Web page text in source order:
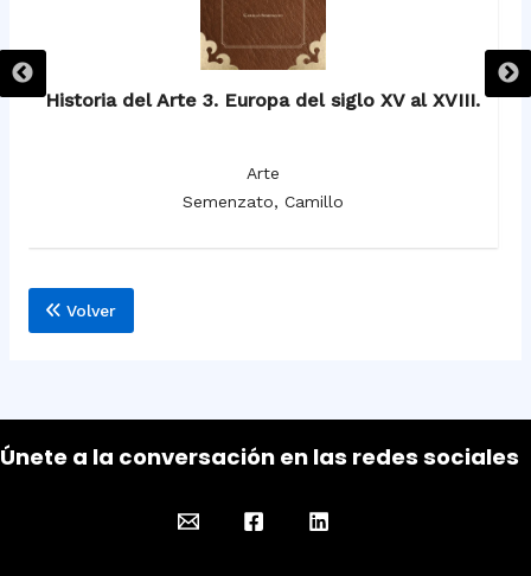
Historia del Arte 3. Europa del siglo XV al XVIII.
Arte
Semenzato, Camillo
Volver
Únete a la conversación en las redes sociales